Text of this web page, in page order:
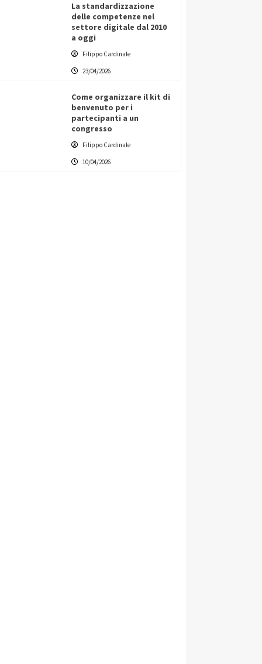
La standardizzazione
delle competenze nel
settore digitale dal 2010
a oggi
Filippo Cardinale
23/04/2026
Come organizzare il kit di
benvenuto per i
partecipanti a un
congresso
Filippo Cardinale
10/04/2026